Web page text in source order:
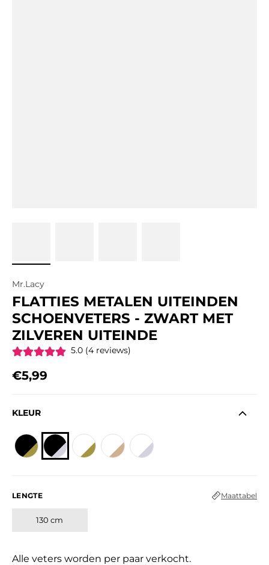
Mr.Lacy
FLATTIES METALEN UITEINDEN
SCHOENVETERS - ZWART MET
ZILVEREN UITEINDE
5.0 (4 reviews)
Regular price
€5,99
KLEUR
LENGTE Maattabel
130 cm
Alle veters worden per paar verkocht.